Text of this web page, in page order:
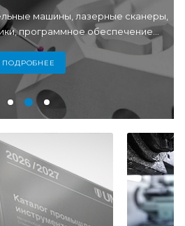
машины, лазерные сканеры,
программное обеспечение...
ПОДРОБНЕЕ